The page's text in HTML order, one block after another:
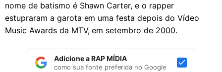
nome de batismo é Shawn Carter, e o rapper
estupraram a garota em uma festa depois do Vídeo
Music Awards da MTV, em setembro de 2000.
Adicione a RAP MÍDIA
como sua fonte preferida no Google